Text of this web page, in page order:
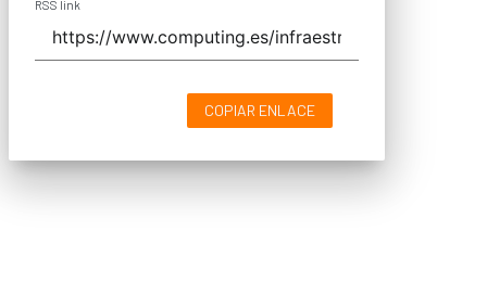
RSS link
COPIAR ENLACE